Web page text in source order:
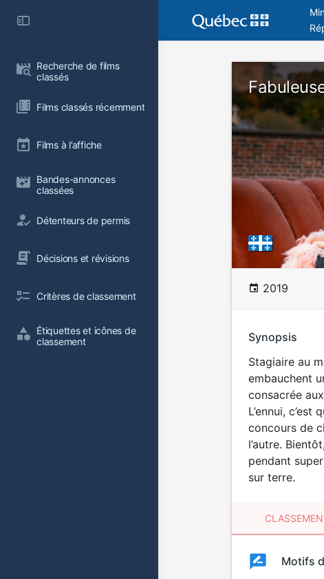
Recherche de films
classés
Films classés récemment
Films à l’affiche
Bandes-annonces
classées
Détenteurs de permis
Décisions et révisions
Critères de classement
Étiquettes et icônes de
classement
2019
Synopsis
Stagiaire au
embauchent
consacrée
L’ennui,
concours de
l’autre.
pendant
sur terre.
Classement
Motifs